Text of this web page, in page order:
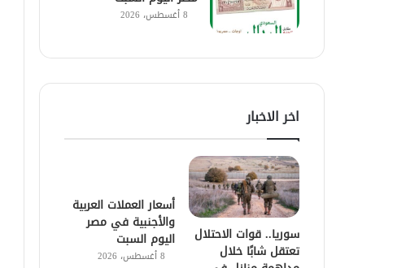
8 أغسطس، 2026
اخر الاخبار
سوريا.. قوات الاحتلال
تعتقل شابًا خلال
أسعار العملات العربية
والأجنبية في مصر
اليوم السبت
8 أغسطس، 2026